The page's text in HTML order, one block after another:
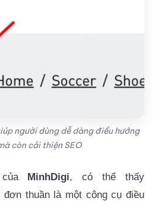
người dùng dễ dàng điều hướng
còn cải thiện SEO
MinhDigi, có thể thấy
đơn thuần là một công cụ điều